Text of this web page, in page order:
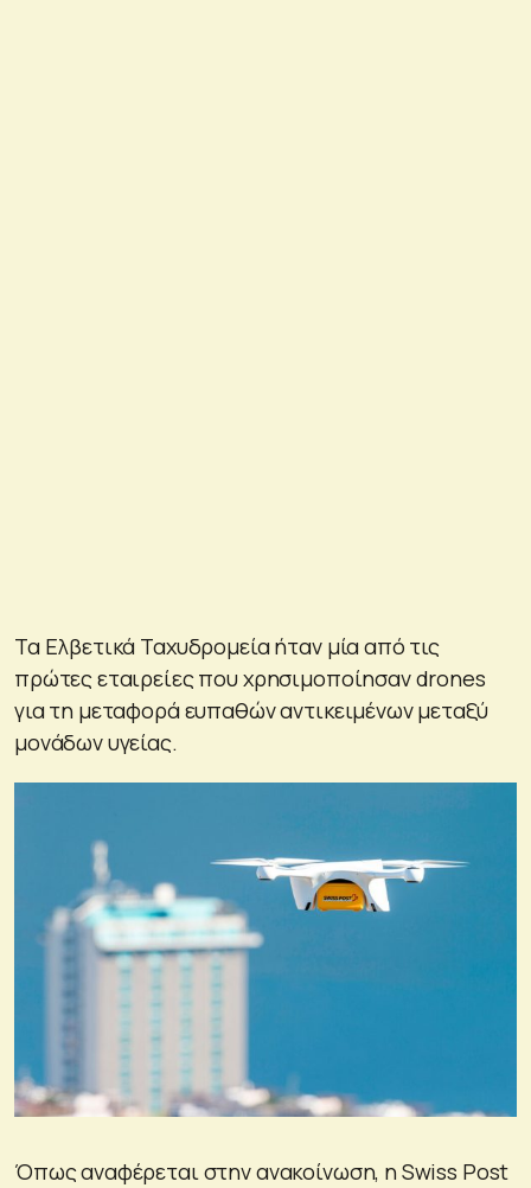
Τα Ελβετικά Ταχυδρομεία ήταν μία από τις
πρώτες εταιρείες που χρησιμοποίησαν drones
για τη μεταφορά ευπαθών αντικειμένων μεταξύ
μονάδων υγείας.
Όπως αναφέρεται στην ανακοίνωση, η Swiss Post